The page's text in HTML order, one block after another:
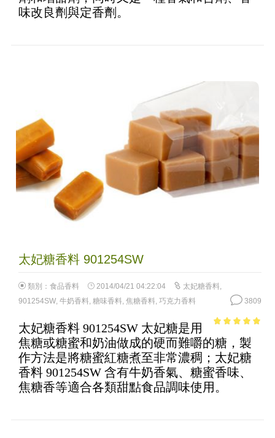
味改良劑與定香劑。
太妃糖香料 901254SW
類別： 食品香料 2014/04/21 04:22:04 太妃糖香料,
901254SW, 牛奶香料, 糖味香料, 焦糖香料, 巧克力香料 3809
5
太妃糖香料 901254SW 太妃糖是用
焦糖或糖蜜和奶油做成的硬而難嚼的糖，製
作方法是將糖蜜紅糖煮至非常濃稠；太妃糖
香料 901254SW 含有牛奶香氣、糖蜜香味、
焦糖香等適合各類甜點食品調味使用。